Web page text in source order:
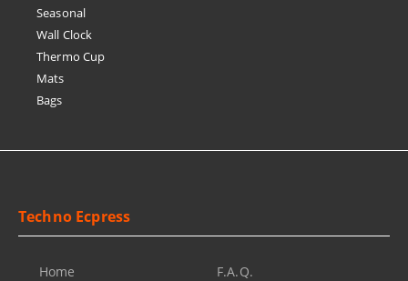
Seasonal
Wall Clock
Thermo Cup
Mats
Bags
Techno Ecpress
Home
F.A.Q.